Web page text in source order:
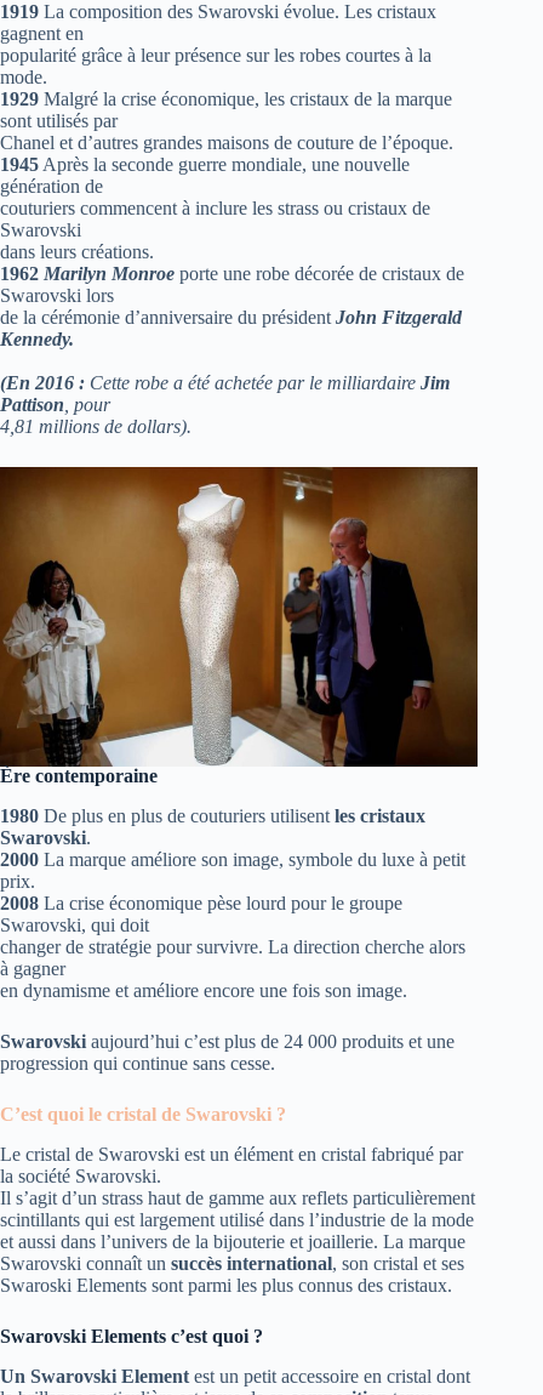
1919 La composition des Swarovski évolue. Les cristaux
gagnent en
popularité grâce à leur présence sur les robes courtes à la
mode.
1929 Malgré la crise économique, les cristaux de la marque
sont utilisés par
Chanel et d’autres grandes maisons de couture de l’époque.
1945 Après la seconde guerre mondiale, une nouvelle
génération de
couturiers commencent à inclure les strass ou cristaux de
Swarovski
dans leurs créations.
1962 Marilyn Monroe porte une robe décorée de cristaux de
Swarovski lors
de la cérémonie d’anniversaire du président John Fitzgerald
Kennedy.
(En 2016 : Cette robe a été achetée par le milliardaire Jim
Pattison , pour
4,81 millions de dollars).
Ère contemporaine
1980 De plus en plus de couturiers utilisent les cristaux
Swarovski.
2000 La marque améliore son image, symbole du luxe à petit
prix.
2008 La crise économique pèse lourd pour le groupe
Swarovski, qui doit
changer de stratégie pour survivre. La direction cherche alors
à gagner
en dynamisme et améliore encore une fois son image.
Swarovski aujourd’hui c’est plus de 24 000 produits et une
progression qui continue sans cesse.
C’est quoi le cristal de Swarovski ?
Le cristal de Swarovski est un élément en cristal fabriqué par
la société Swarovski.
Il s’agit d’un strass haut de gamme aux reflets particulièrement
scintillants qui est largement utilisé dans l’industrie de la mode
et aussi dans l’univers de la bijouterie et joaillerie. La marque
Swarovski connaît un succès international, son cristal et ses
Swaroski Elements sont parmi les plus connus des cristaux.
Swarovski Elements c’est quoi ?
Un Swarovski Element est un petit accessoire en cristal dont